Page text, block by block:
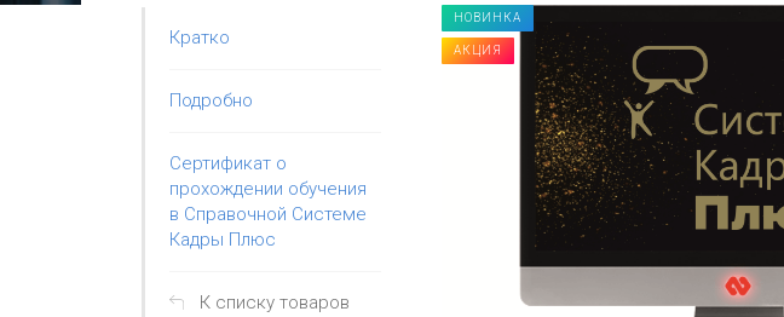
Кратко
Подробно
Сертификат о
прохождении обучения
в Справочной Системе
Кадры Плюс
К списку товаров
НОВИНКА
АКЦИЯ